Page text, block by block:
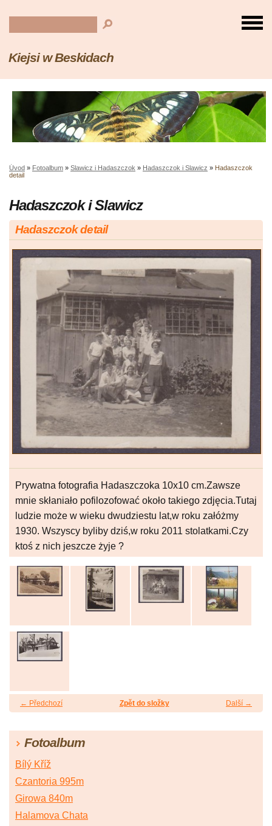
Kiejsi w Beskidach
Úvod » Fotoalbum » Slawicz i Hadaszczok » Hadaszczok i Slawicz » Hadaszczok
detail
Hadaszczok i Slawicz
Hadaszczok detail
Prywatna fotografia Hadaszczoka 10x10 cm.Zawsze
mnie skłaniało pofilozofować około takiego zdjęcia.Tutaj
ludzie może w wieku dwudziestu lat,w roku załóżmy
1930. Wszyscy byliby dziś,w roku 2011 stolatkami.Czy
ktoś z nich jeszcze żyje ?
← Předchozí Další →
Zpět do složky
Fotoalbum
Bílý Kříž
Czantoria 995m
Girowa 840m
Halamova Chata